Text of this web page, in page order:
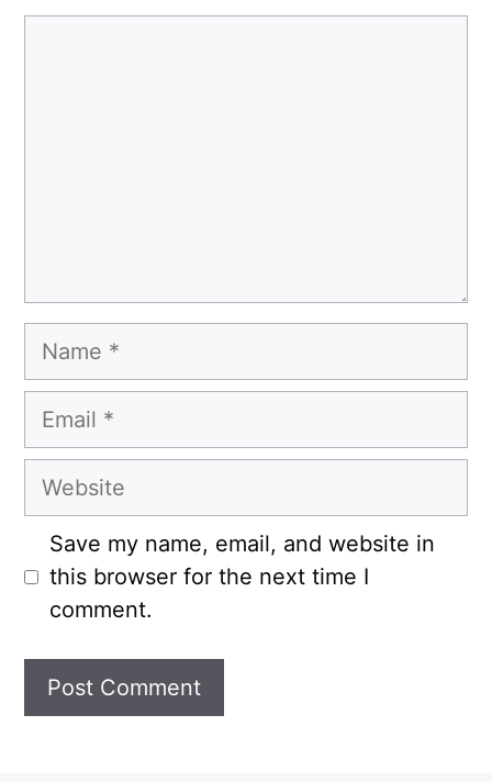
Name
Email
Website
Save my name, email, and website in
this browser for the next time I
comment.